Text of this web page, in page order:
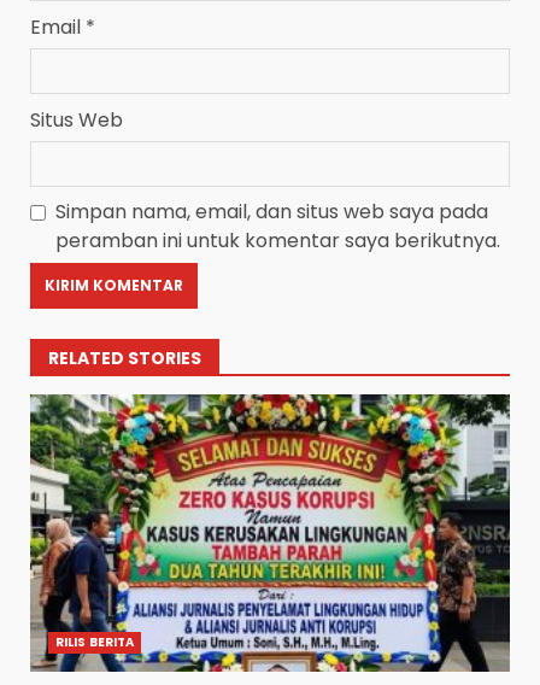
Email *
Situs Web
Simpan nama, email, dan situs web saya pada
peramban ini untuk komentar saya berikutnya.
RELATED STORIES
RILIS BERITA